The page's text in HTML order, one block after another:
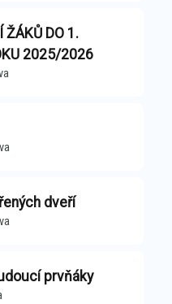
ŽÁKŮ DO 1.
2025/2026
dveří
prvňáky